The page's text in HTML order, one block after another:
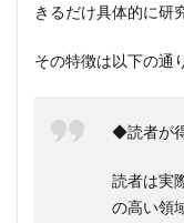
きるだけ具体的に研
その特徴は以下の通
◆読者が
読者は実
の高い領